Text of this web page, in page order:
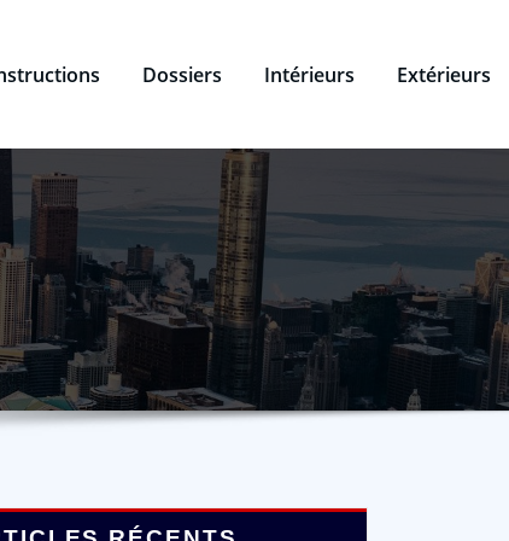
Dossiers Intérieurs Extérieurs